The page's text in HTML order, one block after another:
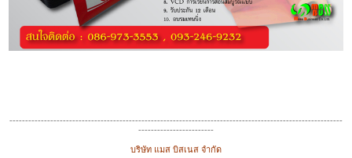
----------------------------------------------------------------------------------------------------------
------------------------
บริษัท แมส บิสเนส จำกัด